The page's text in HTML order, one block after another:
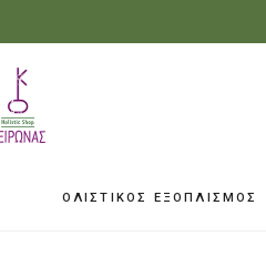
ΟΛΙΣΤΙΚΟΣ ΕΞΟΠΛΙΣΜΟΣ